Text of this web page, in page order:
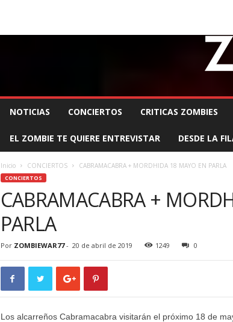
NOTICIAS CONCIERTOS CRITICAS ZOMBIES
EL ZOMBIE TE QUIERE ENTREVISTAR DESDE LA
Inicio CONCIERTOS CABRAMACABRA + MORDHIDA 18 MAYO EN PARLA
CONCIERTOS
CABRAMACABRA +
PARLA
Por ZOMBIEWAR77- 20 de abril de 2019 1249 0
Los alcarreños Cabramacabra visitarán el próximo 18 de